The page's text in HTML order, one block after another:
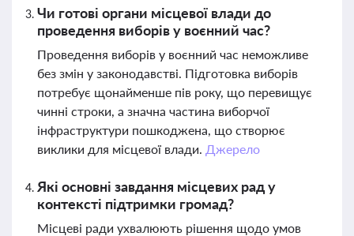
Чи готові органи місцевої влади до
проведення виборів у воєнний час?
Проведення виборів у воєнний час неможливе
без змін у законодавстві. Підготовка виборів
потребує щонайменше пів року, що перевищує
чинні строки, а значна частина виборчої
інфраструктури пошкоджена, що створює
виклики для місцевої влади. Джерело
Які основні завдання місцевих рад у
контексті підтримки громад?
Місцеві ради ухвалюють рішення щодо умов